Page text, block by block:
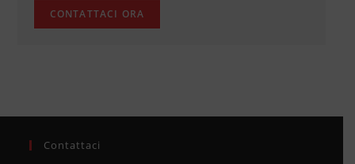
Contattaci